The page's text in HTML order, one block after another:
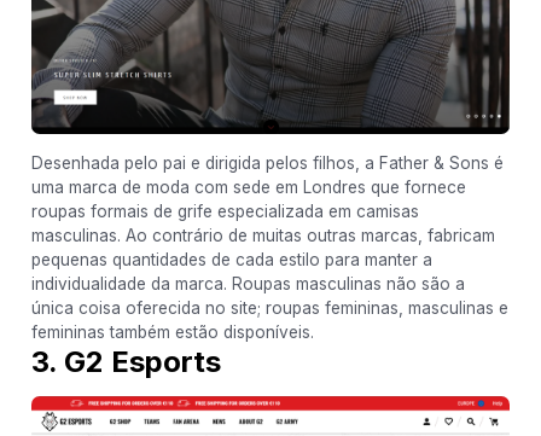
Desenhada pelo pai e dirigida pelos filhos, a Father & Sons é
uma marca de moda com sede em Londres que fornece
roupas formais de grife especializada em camisas
masculinas. Ao contrário de muitas outras marcas, fabricam
pequenas quantidades de cada estilo para manter a
individualidade da marca. Roupas masculinas não são a
única coisa oferecida no site; roupas femininas, masculinas e
femininas também estão disponíveis.
3. G2 Esports